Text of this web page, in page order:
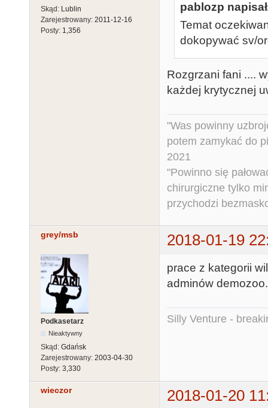
Skąd: Lublin
Zarejestrowany: 2011-12-16
Posty: 1,356
pablozp
Temat
dokopywać sv/
Rozgrzani fani ....
każdej krytycznej
"Was powinny
potem zamykać do
2021
"Powinno się
chirurgiczne tylko
przychodzi
grey/msb 2018-01-19
Podkasetarz
Nieaktywny
Skąd: Gdańsk
Zarejestrowany: 2003-04-30
Posty: 3,330
prace z kategorii
adminów
Silly Venture -
wieczor 2018-01-20